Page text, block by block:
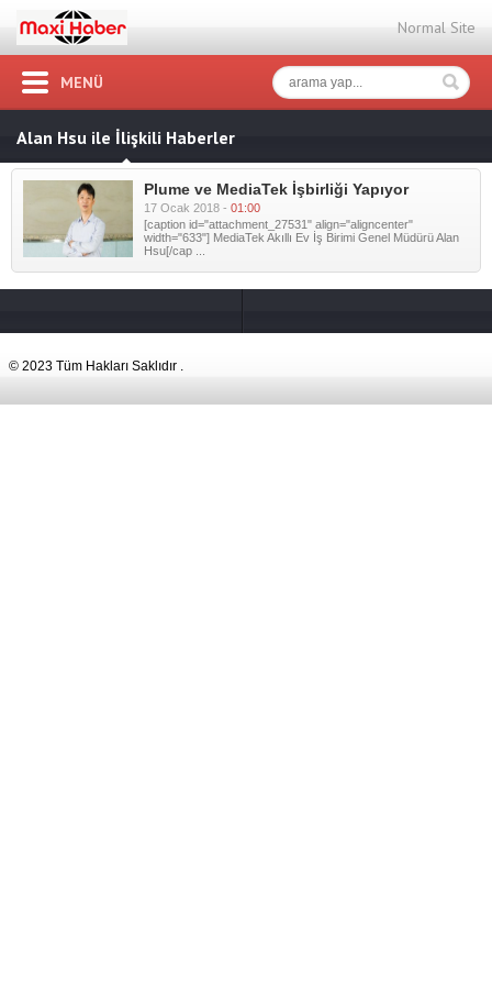
Normal Site
MENÜ
Alan Hsu ile İlişkili Haberler
Plume ve MediaTek İşbirliği Yapıyor
17 Ocak 2018 - 01:00
[caption id="attachment_27531" align="aligncenter"
width="633"] MediaTek Akıllı Ev İş Birimi Genel Müdürü Alan
Hsu[/cap ...
© 2023 Tüm Hakları Saklıdır .